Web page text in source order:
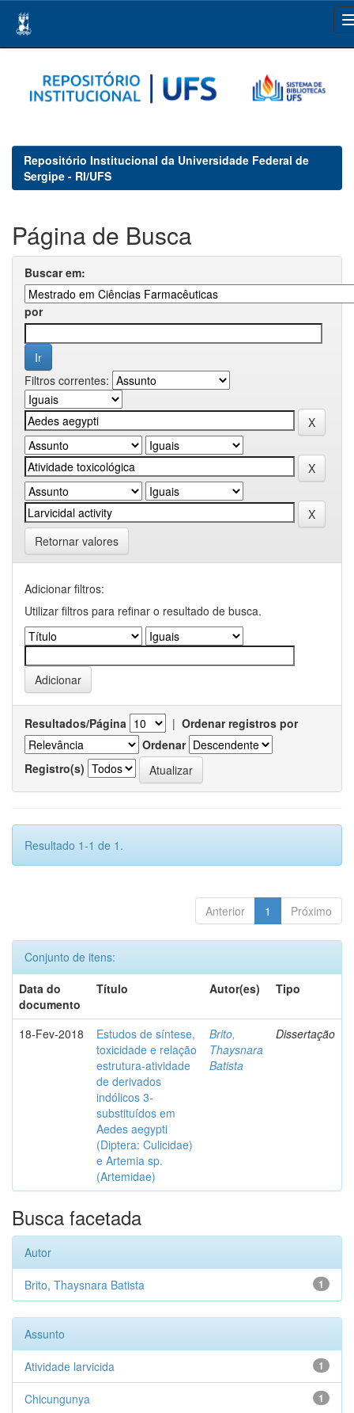
navigation
Repositório Institucional da Universidade Federal de
Sergipe - RI/UFS
Página de Busca
Buscar em:
por
Filtros correntes:
Retornar valores
Adicionar filtros:
Utilizar filtros para refinar o resultado de busca.
Resultados/Página | Ordenar registros por
Ordenar
Registro(s)
Resultado 1-1 de 1.
Anterior 1 Próximo
Conjunto de itens:
Data do
documento
Título Autor(es) Tipo
18-Fev-2018
Estudos de síntese,
toxicidade e relação
estrutura-atividade
de derivados
indólicos 3-
substituídos em
Aedes aegypti
(Diptera: Culicidae)
e Artemia sp.
(Artemidae)
Brito,
Thaysnara
Batista
Dissertação
Busca facetada
Autor
1
Brito, Thaysnara Batista
Assunto
1
Atividade larvicida
1
Chicungunya